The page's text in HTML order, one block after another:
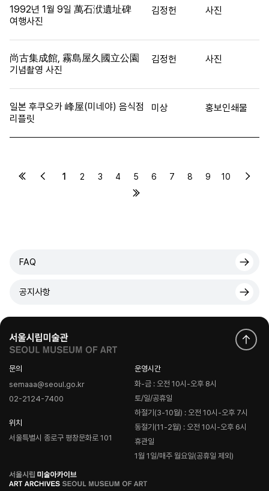
1992년 1월 9일 萬石洑遺址碑
여행사진
김정헌 사진
尚古集成館, 霧島屋久國立公園
기념촬영 사진
김정헌 사진
일본 후쿠오카 峰屋(미네야) 음식점
리플릿
미상 홍보인쇄물
1 2 3 4 5 6 7 8 9 10
FAQ
공지사항
문의
semaaa@seoul.go.kr
02-2124-7400
위치
서울특별시 종로구 평창문화로 101
운영시간
화-금 : 오전 10시-오후 8시
토/일/공휴일
하절기(3-10월) : 오전 10시-오후 7시
동절기(11-2월) : 오전 10시-오후 6시
휴관일
1월 1일/매주 월요일(공휴일 제외)
로
고